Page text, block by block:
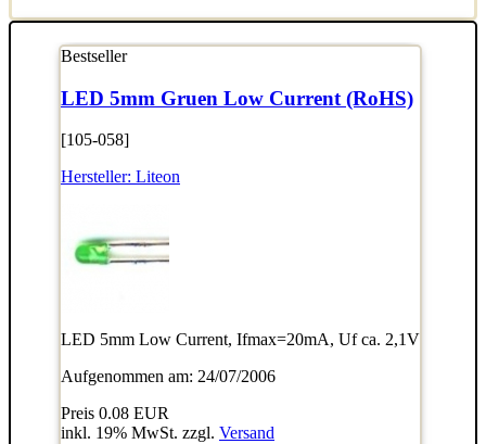
Bestseller
LED 5mm Gruen Low Current (RoHS)
[105-058]
Hersteller: Liteon
LED 5mm Low Current, Ifmax=20mA, Uf ca. 2,1V
Aufgenommen am: 24/07/2006
Preis 0.08 EUR
inkl. 19% MwSt. zzgl. Versand